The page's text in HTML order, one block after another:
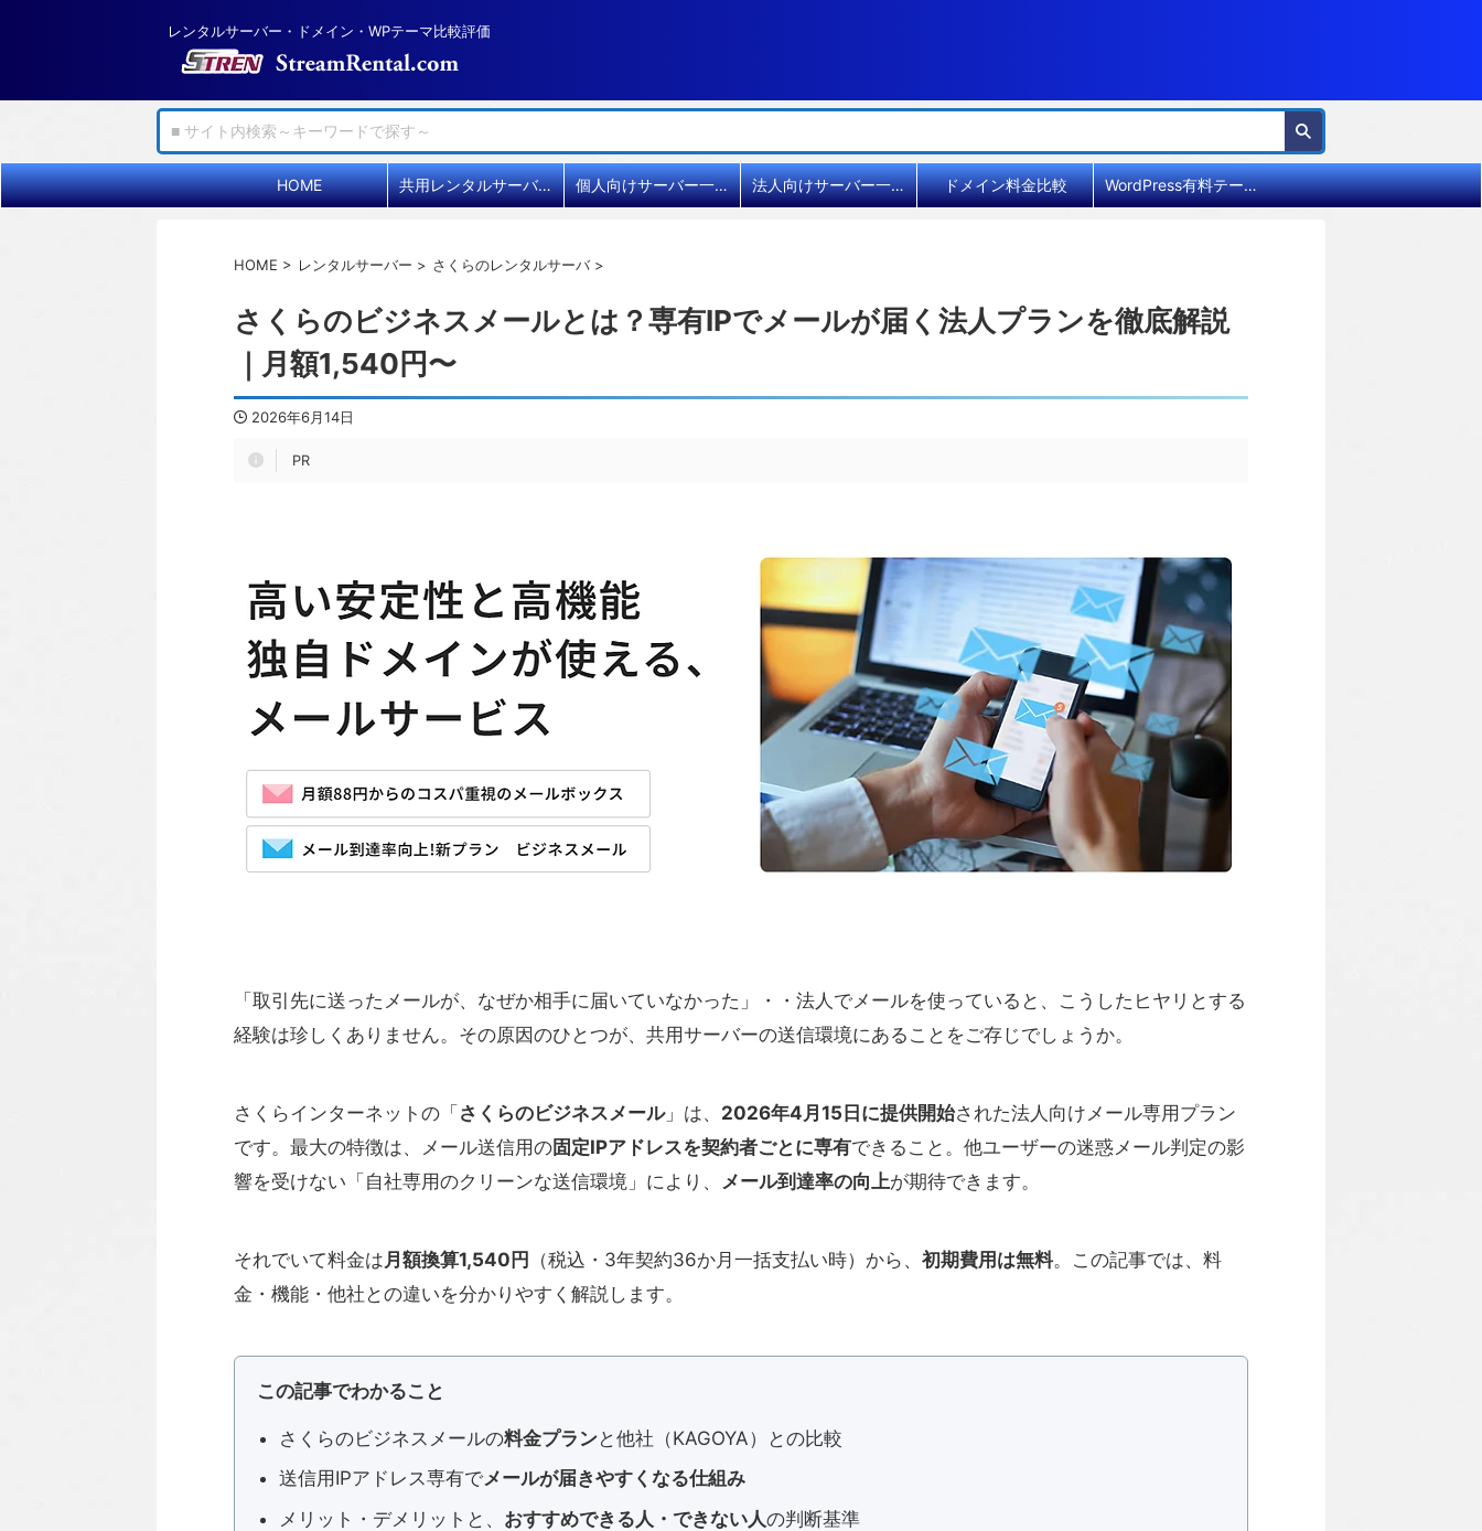
レンタルサーバー・ドメイン・WPテーマ比較評価
HOME 共用レンタルサーバー比較 個人向けサーバー一覧 法人向けサーバー一覧 ドメイン料金比較 WordPress有料テーマ比較
HOME > レンタルサーバー > さくらのレンタルサーバ >
さくらのビジネスメールとは？専有IPでメールが届く法人プランを徹底解説
｜月額1,540円〜
2026年6月14日
PR
「取引先に送ったメールが、なぜか相手に届いていなかった」・・法人でメールを使っていると、こうしたヒヤリとする
経験は珍しくありません。その原因のひとつが、共用サーバーの送信環境にあることをご存じでしょうか。
さくらインターネットの「 さくらのビジネスメール」は、 2026年4月15日に提供開始された法人向けメール専用プラン
です。最大の特徴は、メール送信用の固定IPアドレスを契約者ごとに専有できること。他ユーザーの迷惑メール判定の影
響を受けない「自社専用のクリーンな送信環境」により、 メール到達率の向上が期待できます。
それでいて料金は月額換算1,540円 （税込・3年契約36か月一括支払い時）から、 初期費用は無料。この記事では、料
金・機能・他社との違いを分かりやすく解説します。
この記事でわかること
さくらのビジネスメールの料金プランと他社（KAGOYA）との比較
送信用IPアドレス専有でメールが届きやすくなる仕組み
メリット・デメリットと、 おすすめできる人・できない人の判断基準